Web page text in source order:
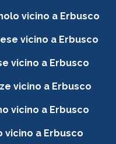
vicino a Erbusco
vicino a Erbusco
vicino a Erbusco
vicino a Erbusco
vicino a Erbusco
vicino a Erbusco